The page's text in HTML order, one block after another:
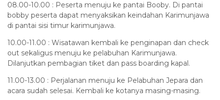
08.00-10.00 : Peserta menuju ke pantai Booby. Di pantai
bobby peserta dapat menyaksikan keindahan Karimunjawa
di pantai sisi timur karimunjawa.
10.00-11.00 : Wisatawan kembali ke penginapan dan check
out sekaligus menuju ke pelabuhan Karimunjawa.
Dilanjutkan pembagian tiket dan pass boarding kapal.
11.00-13.00 : Perjalanan menuju ke Pelabuhan Jepara dan
acara sudah selesai. Kembali ke kotanya masing-masing.